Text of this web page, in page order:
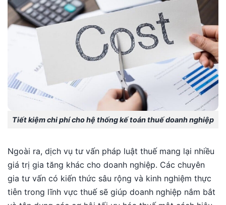
Tiết kiệm chi phí cho hệ thống kế toán thuế doanh nghiệp
Ngoài ra, dịch vụ tư vấn pháp luật thuế mang lại nhiều
giá trị gia tăng khác cho doanh nghiệp. Các chuyên
gia tư vấn có kiến thức sâu rộng và kinh nghiệm thực
tiễn trong lĩnh vực thuế sẽ giúp doanh nghiệp nắm bắt